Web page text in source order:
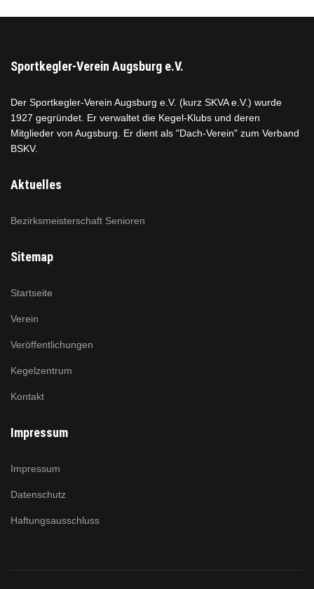
Sportkegler-Verein Augsburg e.V.
Der Sportkegler-Verein Augsburg e.V. (kurz SKVA e.V.) wurde
1927 gegründet. Er verwaltet die Kegel-Klubs und deren
Mitglieder von Augsburg. Er dient als "Dach-Verein" zum Verband
BSKV.
Aktuelles
Bezirksmeisterschaft Senioren
Sitemap
Startseite
Verein
Veröffentlichungen
Kegelzentrum
Kontakt
Impressum
Impressum
Datenschutz
Haftungsausschluss